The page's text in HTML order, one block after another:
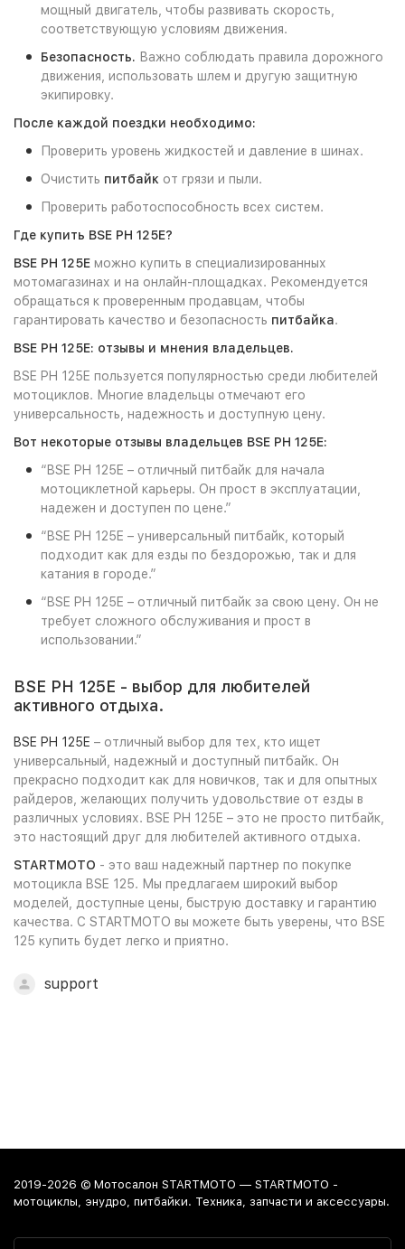
мощный двигатель, чтобы развивать скорость,
соответствующую условиям движения.
Безопасность. Важно соблюдать правила дорожного
движения, использовать шлем и другую защитную
экипировку.
После каждой поездки необходимо:
Проверить уровень жидкостей и давление в шинах.
Очистить питбайк от грязи и пыли.
Проверить работоспособность всех систем.
Где купить BSE PH 125E?
BSE PH 125E можно купить в специализированных
мотомагазинах и на онлайн-площадках. Рекомендуется
обращаться к проверенным продавцам, чтобы
гарантировать качество и безопасность питбайка.
BSE PH 125E: отзывы и мнения владельцев.
BSE PH 125E пользуется популярностью среди любителей
мотоциклов. Многие владельцы отмечают его
универсальность, надежность и доступную цену.
Вот некоторые отзывы владельцев BSE PH 125E:
“BSE PH 125E – отличный питбайк для начала
мотоциклетной карьеры. Он прост в эксплуатации,
надежен и доступен по цене.”
“BSE PH 125E – универсальный питбайк, который
подходит как для езды по бездорожью, так и для
катания в городе.”
“BSE PH 125E – отличный питбайк за свою цену. Он не
требует сложного обслуживания и прост в
использовании.”
BSE PH 125E - выбор для любителей
активного отдыха.
BSE PH 125E – отличный выбор для тех, кто ищет
универсальный, надежный и доступный питбайк. Он
прекрасно подходит как для новичков, так и для опытных
райдеров, желающих получить удовольствие от езды в
различных условиях. BSE PH 125E – это не просто питбайк,
это настоящий друг для любителей активного отдыха.
STARTMOTO - это ваш надежный партнер по покупке
мотоцикла BSE 125. Мы предлагаем широкий выбор
моделей, доступные цены, быструю доставку и гарантию
качества. С STARTMOTO вы можете быть уверены, что BSE
125 купить будет легко и приятно.
support
2019-2026 © Мотосалон STARTMOTO — STARTMOTO -
мотоциклы, энудро, питбайки. Техника, запчасти и аксессуары.